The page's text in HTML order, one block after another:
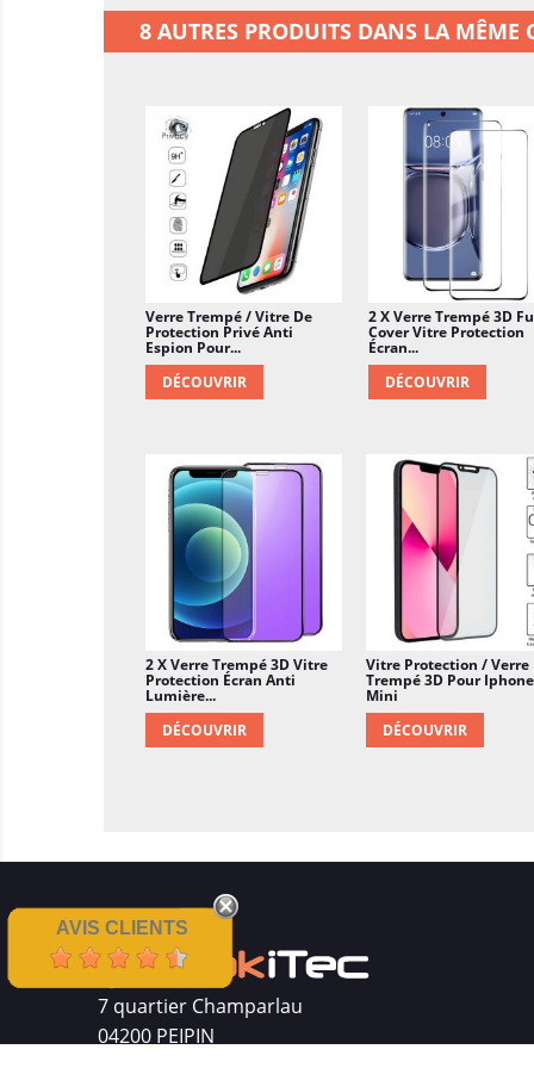
8 AUTRES PRODUITS DANS LA MÊME
Verre Trempé / Vitre De
Protection Privé Anti
Espion Pour...
DÉCOUVRIR
2 X Verre Trempé 3D
Cover Vitre Protection
Écran...
DÉCOUVRIR
2 X Verre Trempé 3D Vitre
Protection Écran Anti
Lumière...
DÉCOUVRIR
Vitre Protection / Verre
Trempé 3D Pour
Mini
DÉCOUVRIR
7 quartier Champarlau
04200 PEIPIN
AVIS CLIENTS